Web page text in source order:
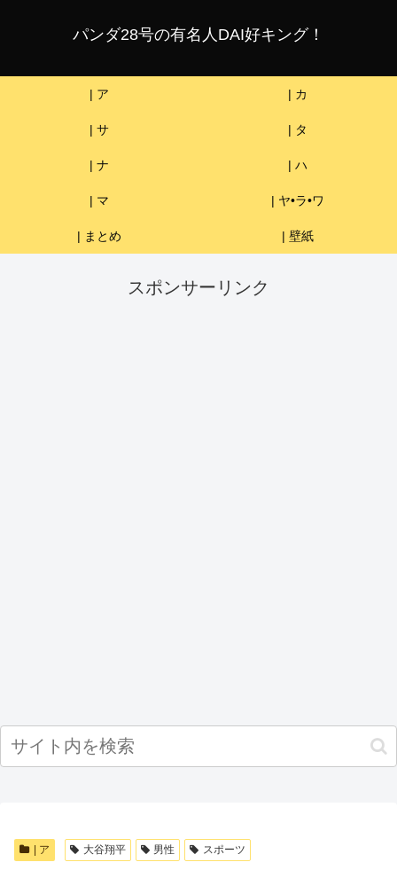
パンダ28号の有名人DAI好キング！
| ア | カ
| サ | タ
| ナ | ハ
| マ | ヤ•ラ•ワ
| まとめ | 壁紙
スポンサーリンク
| ア 大谷翔平 男性 スポーツ